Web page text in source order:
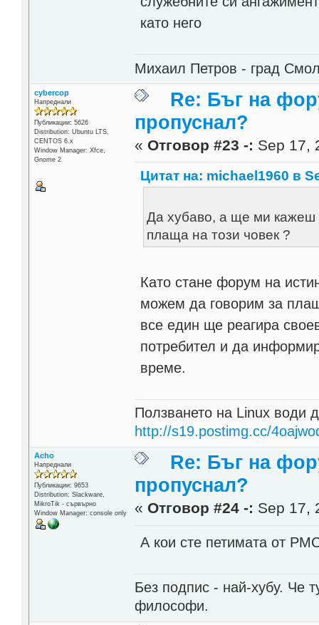
като него
Михаил Петров - град
cybercop
Напреднали
Публикации: 5626
Distribution: Ubuntu LTS,
CENTOS 6.x
Window Manager: Xfce,
Gnome 2
Re: Бъг на
пропуснал?
« Отговор #23 -: Sep 17,
Цитат на: michael1960 в
Да хубаво, а ще ми кажеш
плаща на този човек ?
Като стане форум на
можем да говорим за
все един ще реагира
потребител и да
време.
Ползването на Linux води
http://s19.postimg.cc/
Acho
Напреднали
Публикации: 9653
Distribution: Slackware,
MikroTik - сървърно
Window Manager: console only
Re: Бъг на
пропуснал?
« Отговор #24 -: Sep 17,
А кои сте петимата от
Без подпис - най-хубу. Че
философи.